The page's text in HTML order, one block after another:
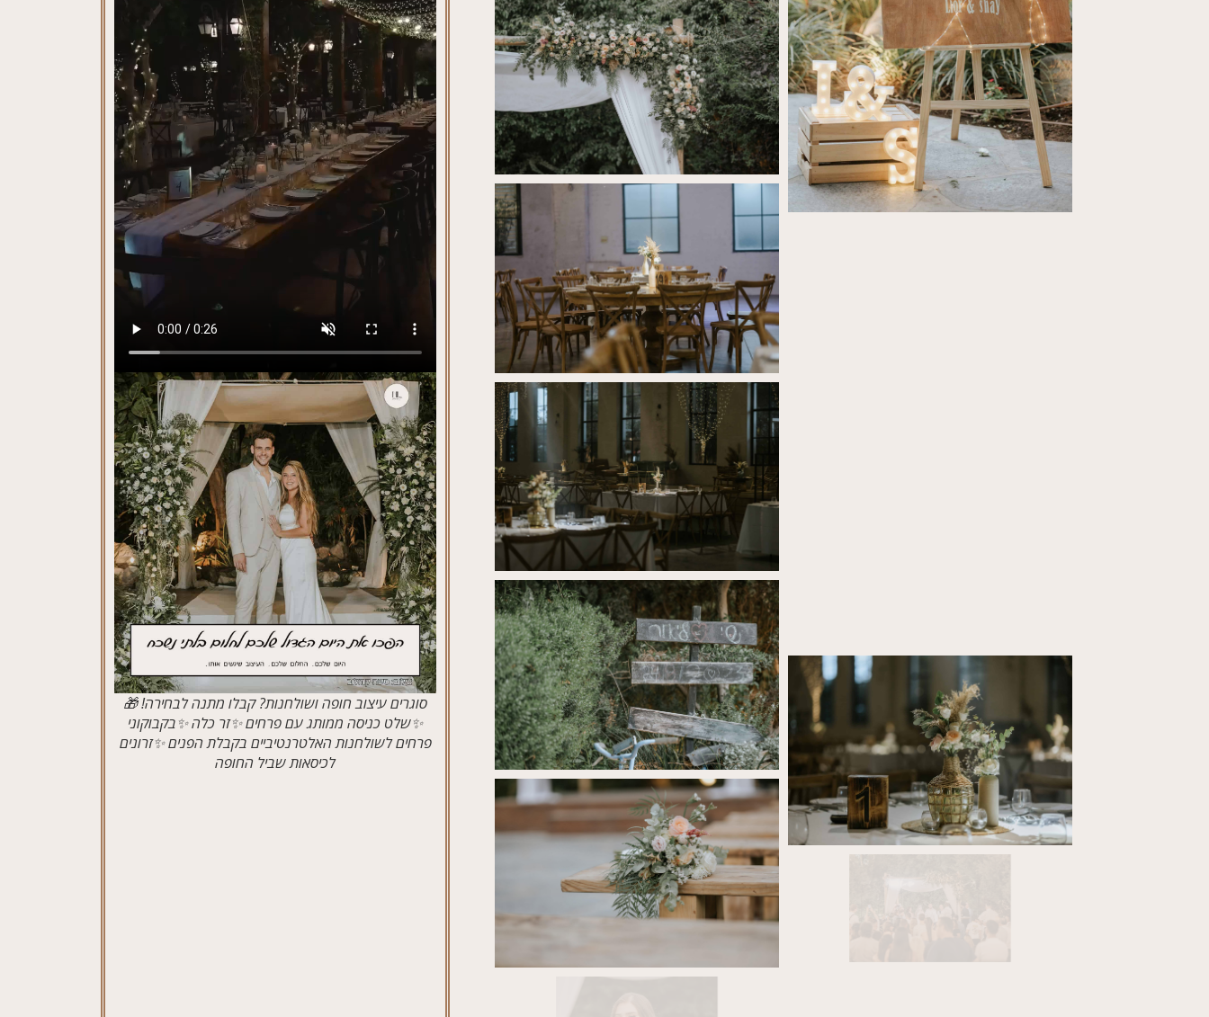
סוגרים עיצוב חופה ושולחנות? קבלו מתנה לבחירה! 🎁
✨שלט כניסה ממותג עם פרחים ✨זר כלה ✨בקבוקוני
פרחים לשולחנות האלטרנטיביים בקבלת הפנים ✨זרונים
לכיסאות שביל החופה